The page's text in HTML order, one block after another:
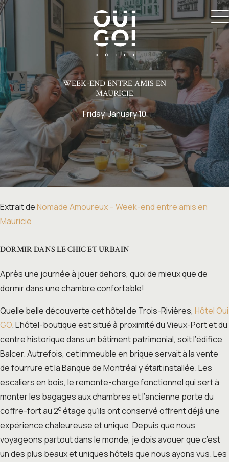
WEEK-END ENTRE AMIS EN
MAURICIE
Friday, January 10
Extrait deNomade Amoureux – Week-end entre amis en
Mauricie
DORMIR DANS LE CHIC ET URBAIN
Après une journée à jouer dehors, quoi de mieux que de
dormir dans une chambre confortable!
Quelle belle découverte cet hôtel de Trois-Rivières, Hôtel Oui
GO. L’hôtel-boutique est situé à proximité du Vieux-Port et du
centre historique dans un bâtiment patrimonial, soit l’édifice
Balcer. Autrefois, cet immeuble en brique servait à la vente
de fourrure et la Banque de Montréal y était installée. Les
escaliers en bois, le remonte-charge fonctionnel qui sert à
monter les bagages aux chambres et l’ancienne porte du
coffre-fort au 2eétage qu’ils ont conservé offrent déjà une
expérience chaleureuse et unique. Depuis que nous
voyageons partout dans le monde, je dois avouer que c’est
un des plus beaux et uniques hôtels que nous ayons vus. Les